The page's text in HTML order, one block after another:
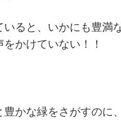
いると、いかにも豊満
かけていない！！
豊かな緑をさがすのに